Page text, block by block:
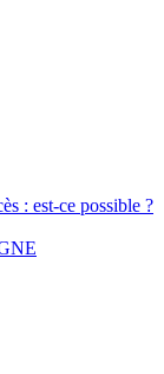
: est-ce possible ?